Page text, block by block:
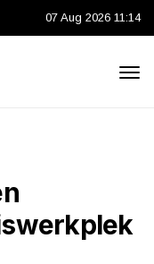
07 Aug 2026 11:14